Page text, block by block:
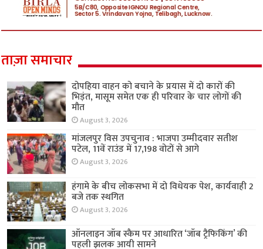
ताज़ा समाचार
दोपहिया वाहन को बचाने के प्रयास में दो कारों की
भिड़ंत, मासूम समेत एक ही परिवार के चार लोगों की
मौत
August 3, 2026
मांजलपुर विस उपचुनाव : भाजपा उम्मीदवार सतीश
पटेल, 11वें राउंड में 17,198 वोटों से आगे
August 3, 2026
हंगामे के बीच लोकसभा में दो विधेयक पेश, कार्यवाही 2
बजे तक स्थगित
August 3, 2026
ऑनलाइन जॉब स्कैम पर आधारित ‘जॉब ट्रैफिकिंग’ की
पहली झलक आयी सामने